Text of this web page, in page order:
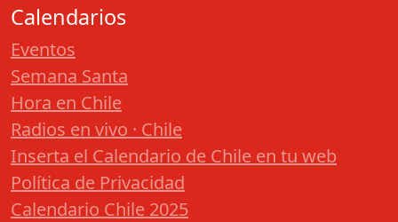
Calendarios
Eventos
Semana Santa
Hora en Chile
Radios en vivo · Chile
Inserta el Calendario de Chile en tu web
Política de Privacidad
Calendario Chile 2025